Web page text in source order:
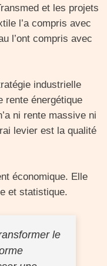
et les projets
l’a compris avec
l’ont compris avec
industrielle
rente énergétique
ni rente massive ni
levier est la qualité
économique. Elle
et statistique.
le